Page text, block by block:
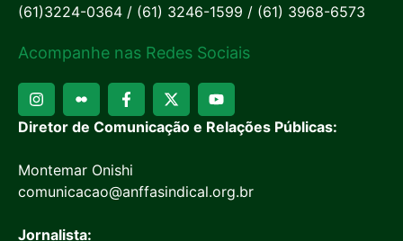
(61)3224-0364 / (61) 3246-1599 / (61) 3968-6573
Acompanhe nas Redes Sociais
Diretor de Comunicação e Relações Públicas:
Montemar Onishi
comunicacao@anffasindical.org.br
Jornalista: